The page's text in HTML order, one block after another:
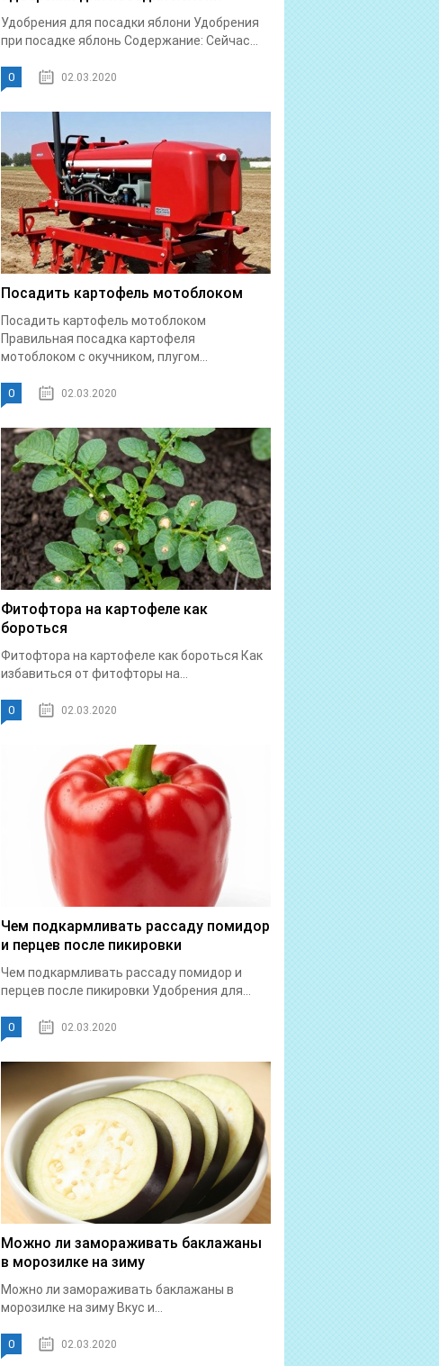
Удобрения для посадки яблони Удобрения
при посадке яблонь Содержание: Сейчас...
0 02.03.2020
Посадить картофель мотоблоком
Посадить картофель мотоблоком
Правильная посадка картофеля
мотоблоком с окучником, плугом...
0 02.03.2020
Фитофтора на картофеле как
бороться
Фитофтора на картофеле как бороться Как
избавиться от фитофторы на...
0 02.03.2020
Чем подкармливать рассаду помидор
и перцев после пикировки
Чем подкармливать рассаду помидор и
перцев после пикировки Удобрения для...
0 02.03.2020
Можно ли замораживать баклажаны
в морозилке на зиму
Можно ли замораживать баклажаны в
морозилке на зиму Вкус и...
0 02.03.2020